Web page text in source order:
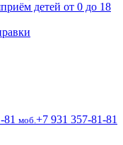
приём детей от 0 до 18
моб. +7 931 357‑81‑81